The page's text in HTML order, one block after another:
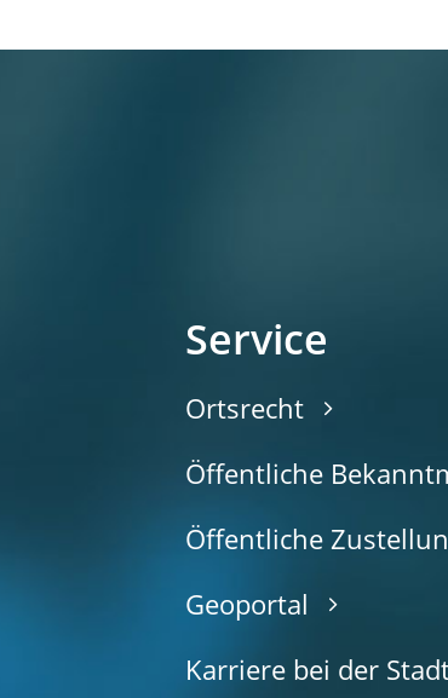
Service
Ortsrecht
Öffentliche
Öffentliche
Geoportal
Karriere bei der